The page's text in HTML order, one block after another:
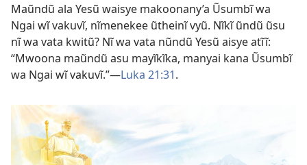
Maũndũ ala Yesũ waisye makoonany’a Ũsumbĩ wa
Ngai wĩ vakuvĩ, nĩmenekee ũtheinĩ vyũ. Nĩkĩ ũndũ ũsu
nĩ wa vata kwitũ? Nĩ wa vata nũndũ Yesũ aisye atĩĩ:
“Mwoona maũndũ asu mayĩkĩka, manyai kana Ũsumbĩ
wa Ngai wĩ vakuvĩ.”—Luka 21:31.